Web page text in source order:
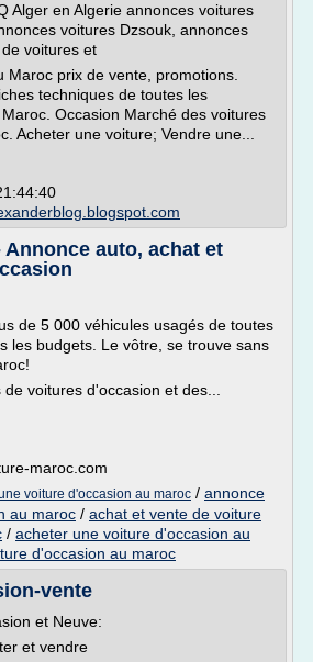
Alger en Algerie annonces voitures
voitures Dzsouk, annonces
voitures et
Maroc prix de vente, promotions.
techniques de toutes les
Occasion Marché des voitures
Acheter une voiture; Vendre une...
Annonce auto, achat et
de 5 000 véhicules usagés de toutes
les budgets. Le vôtre, se trouve sans
voitures d'occasion et des...
maroc.com
voiture d'occasion au maroc / annonce
au maroc / achat et vente de voiture
/ acheter une voiture d'occasion au
d'occasion au maroc
vente
et Neuve:
et vendre